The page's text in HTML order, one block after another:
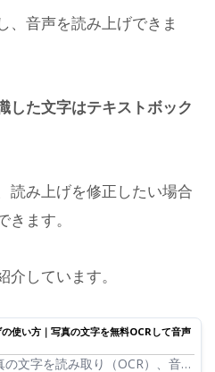
、音声を読み上げできま
した文字はテキストボック
読み上げを修正したい場合
ます。
しています。
使い方｜写真の文字を無料OCRして音声
文字を読み取り（OCR）、音声